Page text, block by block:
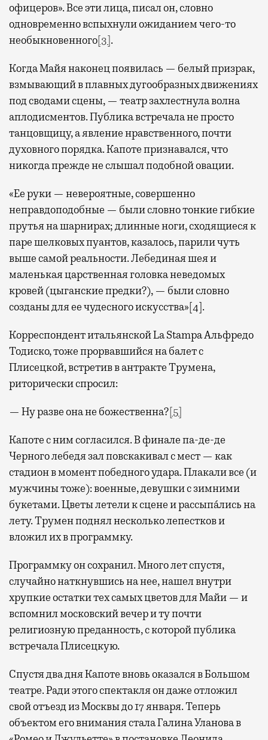
офицеров». Все эти лица, писал он, словно
одновременно вспыхнули ожиданием чего-то
необыкновенного[3].
Когда Майя наконец появилась — белый призрак,
взмывающий в плавных дугообразных движениях
под сводами сцены, — театр захлестнула волна
аплодисментов. Публика встречала не просто
танцовщицу, а явление нравственного, почти
духовного порядка. Капоте признавался, что
никогда прежде не слышал подобной овации.
«Ее руки — невероятные, совершенно
неправдоподобные — были словно тонкие гибкие
прутья на шарнирах; длинные ноги, сходящиеся к
паре шелковых пуантов, казалось, парили чуть
выше самой реальности. Лебединая шея и
маленькая царственная головка неведомых
кровей (цыганские предки?), — были словно
созданы для ее чудесного искусства»[4].
Корреспондент итальянской La Stampa Альфредо
Тодиско, тоже прорвавшийся на балет с
Плисецкой, встретив в антракте Трумена,
риторически спросил:
— Ну разве она не божественна?[5]
Капоте с ним согласился. В финале па-де-де
Черного лебедя зал повскакивал с мест — как
стадион в момент победного удара. Плакали все (и
мужчины тоже): военные, девушки с зимними
букетами. Цветы летели к сцене и рассыпа́лись на
лету. Трумен поднял несколько лепестков и
вложил их в программку.
Программку он сохранил. Много лет спустя,
случайно наткнувшись на нее, нашел внутри
хрупкие остатки тех самых цветов для Майи — и
вспомнил московский вечер и ту почти
религиозную преданность, с которой публика
встречала Плисецкую.
Спустя два дня Капоте вновь оказался в Большом
театре. Ради этого спектакля он даже отложил
свой отъезд из Москвы до 17 января. Теперь
объектом его внимания стала Галина Уланова в